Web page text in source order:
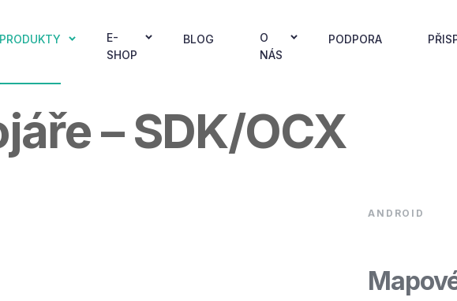
PRODUKTY
E-
SHOP
BLOG
O
NÁS
PODPORA
– SDK/OCX
ANDROID